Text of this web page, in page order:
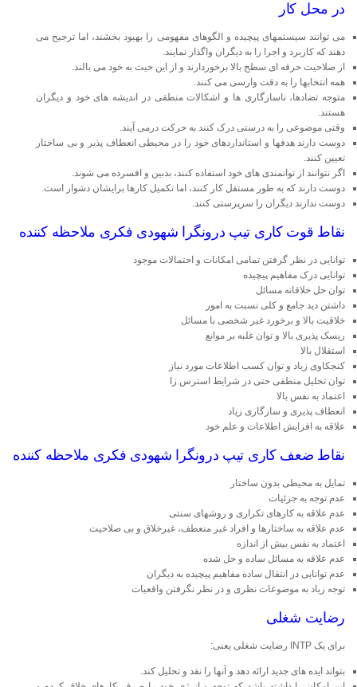
در محل کار
می توانند سیستمهای پیچیده و الگوهای مفهومی را بهبود بخشند، اما ترجیح می
دهند که کاربرد و اجرا را به دیگران واگذار نمایند.
از صلاحیت حرفه ای سطح بالا برخوردارند و از این حیث به خود می بالند.
همه انتخابها را به دقت وارسی می کنند.
متوجه تضادها، ناسازگاری ها و اشکالات منطقی در اندیشه های خود و دیگران
هستند.
وقتی موضوعی را به درستی درک کنند به حرکت درمی آیند.
دوست دارند هدفها و استانداردهای خود را در محیطی انعطاف پذیر و بی ساختار
تعیین کنند.
اگر نتوانند از توانمندی های خود استفاده کنند، بدبین و افسرده می شوند.
دوست دارند که به طور مستقل کار کنند، اما تکمیل کارها برایشان دشوار است.
دوست ندارند دیگران را سرپرستی کنند.
نقاط قوت كاری تیپ درونگرا شهودی فکری ملاحظه کننده
توانایی در نظر گرفتن تمامی امکانات و احتمالات موجود
توانایی درک مفاهیم پیچیده
توان حل خلاقانه مسائل
داشتن دید جامع و کلی نسبت به امور
خلاقیت بالا و برخورد غیر شخصی با مسائل
ریسک پذیری بالا و توان غلبه بر موانع
استقلال بالا
کنجکاوی زیاد و توان کسب اطلاعات مورد نیاز
توان تحلیل منطقی حتی در شرایط استرس زا
اعتماد به نفس بالا
انعطاف پذیری و سازگاری زیاد
علاقه به افزایش اطلاعات و علم خود
نقاط ضعف كاری تیپ درونگرا شهودی فکری ملاحظه کننده
تمایل به محیطی بدون ساختار
عدم توجه به جزئیات
عدم علاقه به كارهای تكراری و روشهای سنتی
عدم علاقه به ساختارها و افراد غیر منعطف، غیرخلاق و بی صلاحیت
اعتماد به نفس بیش از اندازه
عدم علاقه به مسائل ساده و حل شده
عدم توانایی در انتقال ساده مفاهیم پیچیده به دیگران
توجه زیاد به موضوعات نظری و در نظر نگرفتن واقعیات
رضایت شغلی
برای یک INTP رضایت شغلی یعنی:
بتواند ایده های جدید ارائه دهد و آنها را نقد و تحلیل کند.